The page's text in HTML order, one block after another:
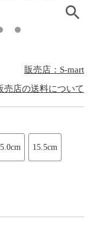
販売店：S-mart
売店の送料について
15.5cm